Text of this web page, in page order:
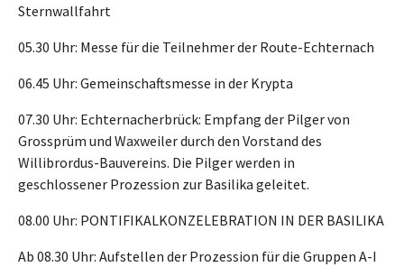
Sternwallfahrt
05.30 Uhr: Messe für die Teilnehmer der Route-Echternach
06.45 Uhr: Gemeinschaftsmesse in der Krypta
07.30 Uhr: Echternacherbrück: Empfang der Pilger von
Grossprüm und Waxweiler durch den Vorstand des
Willibrordus-Bauvereins. Die Pilger werden in
geschlossener Prozession zur Basilika geleitet.
08.00 Uhr: PONTIFIKALKONZELEBRATION IN DER BASILIKA
Ab 08.30 Uhr: Aufstellen der Prozession für die Gruppen A-I